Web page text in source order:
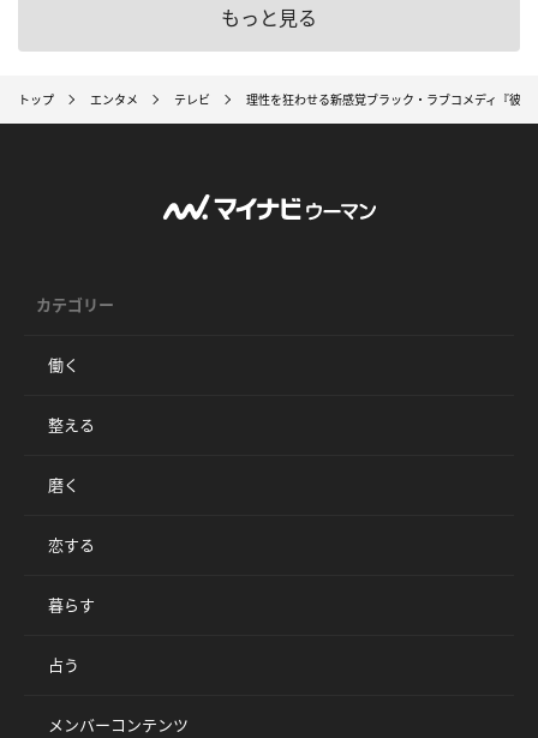
もっと見る
トップ エンタメ テレビ 理性を狂わせる新感覚ブラック・ラブコメディ『彼
カテゴリー
働く
整える
磨く
恋する
暮らす
占う
メンバーコンテンツ